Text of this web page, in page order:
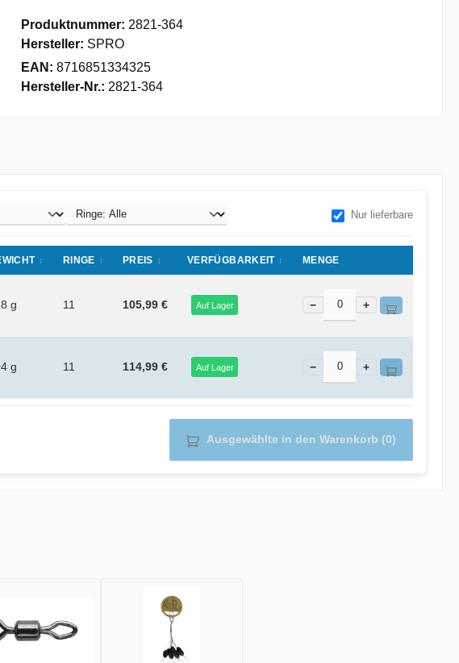
Produktnummer: 2821-364
Hersteller: SPRO
EAN: 8716851334325
Hersteller-Nr.: 2821-364
Nur lieferbare
RINGE PREIS VERFÜGBARKEIT MENGE
g 11 105,99 € Auf Lager − +
g 11 114,99 € Auf Lager − +
Ausgewählte in den Warenkorb (0)